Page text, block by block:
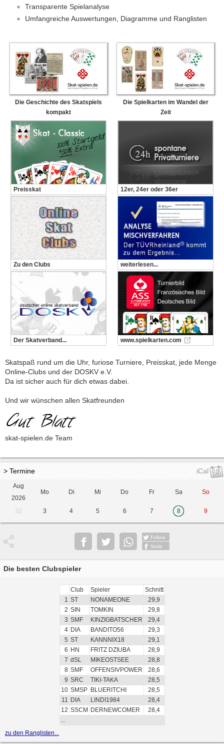
Transparente Spielanalyse
Umfangreiche Auswertungen, Diagramme und Ranglisten
Die Geschichte des Skatspiels
kompakt
Die Spielkarten im Wandel der
Zeit
Preisskat 12er, 24er oder 36er
Zu den Clubs weiterlesen...
Der Skatverband... www.spielkarten.com
Skatspaß rund um die Uhr, furiose Turniere, Preisskat, jede Menge
Online-Clubs und der DOSKV e.V.
Da ist sicher auch für dich etwas dabei.
Und wir wünschen allen Skatfreunden
skat-spielen.de Team
> Termine iCal
Aug
2026
Mo Di Mi Do Fr Sa So
32 3 4 5 6 7 8 9
Follow
Seite
Die besten Clubspieler
Club Spieler
Schnitt
1 ST NONAMEONE
29,9
2 SIN TOMKIN
29,8
3 SMF KINZIGBATSCHER
29,4
4 DIA BANDITO56
29,3
5 ST KANNNIX18
29,1
6 HN FRITZ DZIUBA
28,9
7 dSL MIKEOSTSEE
28,8
8 SMF OFFENSIVPOWER
28,6
9 SRC TIKI-TAKA
28,5
10 SMSP BLUERITCHI
28,5
11 DIA LINDI1984
28,4
12 SSCM DERNEWCOMER
28,4
...
zu den Ranglisten...